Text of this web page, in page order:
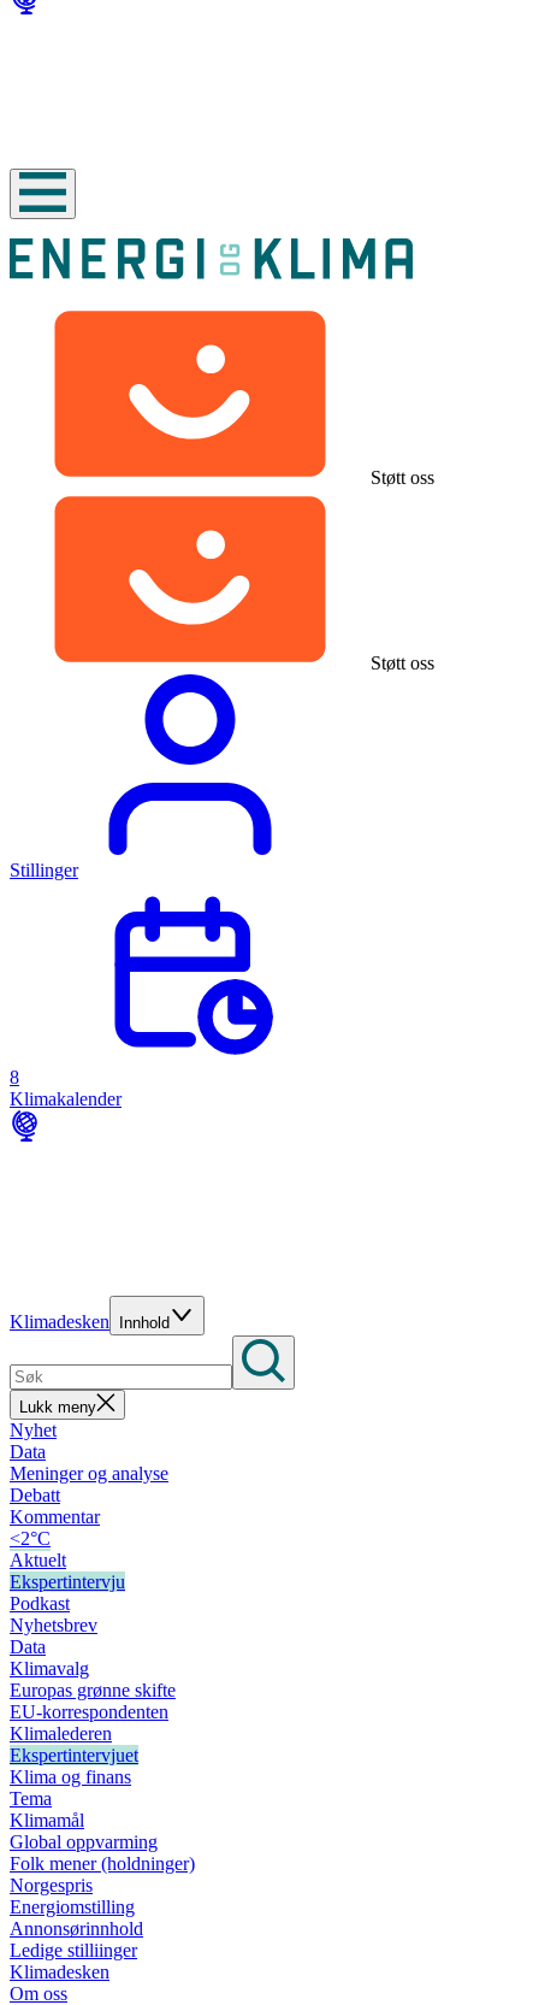
Støtt oss
Støtt oss
Stillinger
8
Klimakalender
Klimadesken Innhold
Lukk meny
Nyhet
Data
Meninger og analyse
Debatt
Kommentar
<2°C
Aktuelt
Ekspertintervju
Podkast
Nyhetsbrev
Data
Klimavalg
Europas grønne skifte
EU-korrespondenten
Klimalederen
Ekspertintervjuet
Klima og finans
Tema
Klimamål
Global oppvarming
Folk mener (holdninger)
Norgespris
Energiomstilling
Annonsørinnhold
Ledige stilliinger
Klimadesken
Om oss